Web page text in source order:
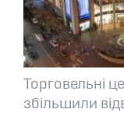
Торговельні
збільшили